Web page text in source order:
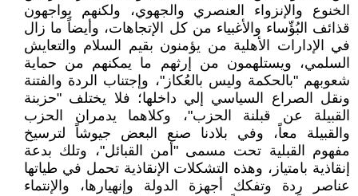
الخنوع والإنزواء العنصري والجهوي، ولكنهم يواجهون
قذائف البُؤّساء والأغبياء من كل الإتجاهات، وأيضاً ما زال
في الإدارات الأهلية من يؤمنون بقيم السلام والتعايش
السلمي، ويستلهمون من إرثهم ما يمكنهم من حماية
شعوبهم "بالحكمة وليس بالعُكاز"، وإجتناب الردة والفتنة
ونقل الصراع السياسي إلي داخلها؛ فلا يختلف "حزبنة
القبيلة عن قبلنة الحزب"، وكلاهما يدمران الحزب
والقبيلة معاً، وفي بلادنا صنع البعض جيوشاً لترسيخ
مفهوم القبلية تحت مسمى "أمن القبائل"، وتلك بدعة
إنقاذية بامتياز، وهذه التشكلات الإنقاذية تحمل في طياتها
عناصر رِدة وتفكك أجهزة الدولة وإنهيارها، والإنتماء